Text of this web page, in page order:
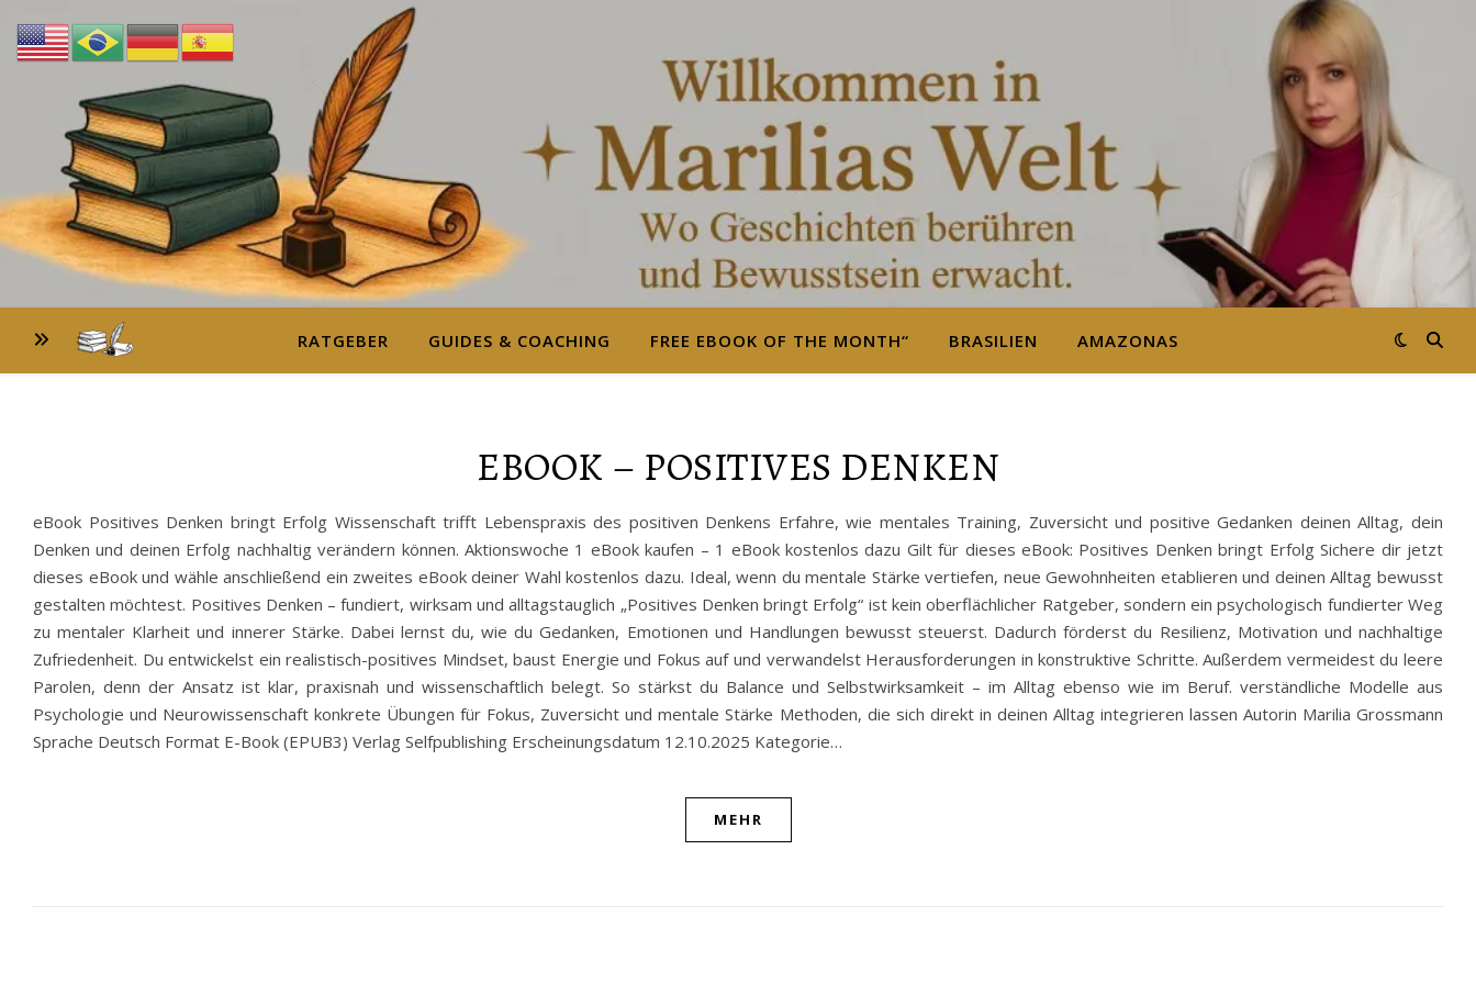
RATGEBER GUIDES & COACHING FREE EBOOK OF THE MONTH“ BRASILIEN AMAZONAS
EBOOK – POSITIVES DENKEN
eBook Positives Denken bringt Erfolg Wissenschaft trifft Lebenspraxis des positiven Denkens Erfahre, wie mentales Training, Zuversicht und positive Gedanken deinen Alltag, dein
Denken und deinen Erfolg nachhaltig verändern können. Aktionswoche 1 eBook kaufen – 1 eBook kostenlos dazu Gilt für dieses eBook: Positives Denken bringt Erfolg Sichere dir jetzt
dieses eBook und wähle anschließend ein zweites eBook deiner Wahl kostenlos dazu. Ideal, wenn du mentale Stärke vertiefen, neue Gewohnheiten etablieren und deinen Alltag bewusst
gestalten möchtest. Positives Denken – fundiert, wirksam und alltagstauglich „Positives Denken bringt Erfolg“ ist kein oberflächlicher Ratgeber, sondern ein psychologisch fundierter Weg
zu mentaler Klarheit und innerer Stärke. Dabei lernst du, wie du Gedanken, Emotionen und Handlungen bewusst steuerst. Dadurch förderst du Resilienz, Motivation und nachhaltige
Zufriedenheit. Du entwickelst ein realistisch-positives Mindset, baust Energie und Fokus auf und verwandelst Herausforderungen in konstruktive Schritte. Außerdem vermeidest du leere
Parolen, denn der Ansatz ist klar, praxisnah und wissenschaftlich belegt. So stärkst du Balance und Selbstwirksamkeit – im Alltag ebenso wie im Beruf. verständliche Modelle aus
Psychologie und Neurowissenschaft konkrete Übungen für Fokus, Zuversicht und mentale Stärke Methoden, die sich direkt in deinen Alltag integrieren lassen Autorin Marilia Grossmann
Sprache Deutsch Format E-Book (EPUB3) Verlag Selfpublishing Erscheinungsdatum 12.10.2025 Kategorie…
MEHR